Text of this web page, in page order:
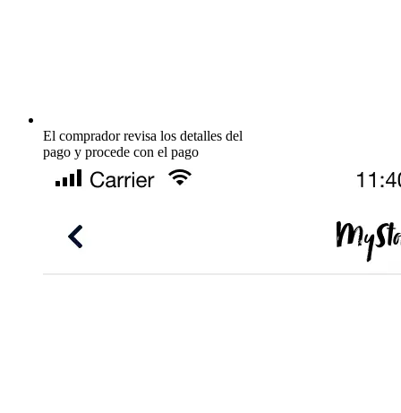
El comprador revisa los detalles del
pago y procede con el pago